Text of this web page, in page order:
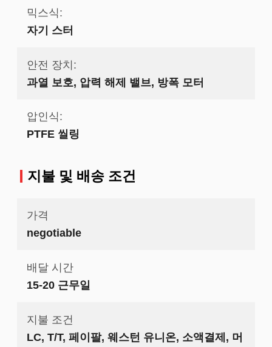
믹스식:
자기 스터
안전 장치:
과열 보호, 압력 해제 밸브, 방폭 모터
압인식:
PTFE 씰링
지불 및 배송 조건
가격
negotiable
배달 시간
15-20 근무일
지불 조건
LC, T/T, 페이팔, 웨스턴 유니온, 소액결제, 머